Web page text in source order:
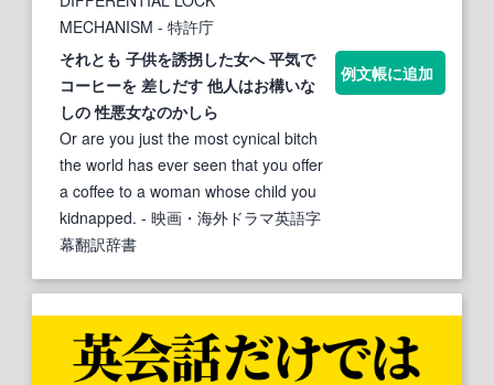
MECHANISM - 特許庁
それとも 子供を誘拐した女へ 平気で
コーヒーを 差しだす 他人はお構いな
しの 性悪女なのかしら
Or are you just the most cynical bitch
the world has ever seen that you offer
a coffee to a woman whose child you
kidnapped. - 映画・海外ドラマ英語字
幕翻訳辞書
例文帳に追加